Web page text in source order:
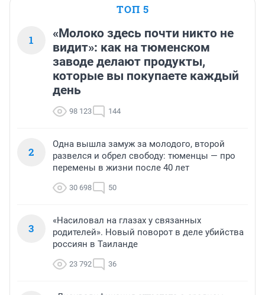
ТОП 5
1
«Молоко здесь почти никто не
видит»: как на тюменском
заводе делают продукты,
которые вы покупаете каждый
день
98 123 144
2
Одна вышла замуж за молодого, второй
развелся и обрел свободу: тюменцы — про
перемены в жизни после 40 лет
30 698 50
3
«Насиловал на глазах у связанных
родителей». Новый поворот в деле убийства
россиян в Таиланде
23 792 36